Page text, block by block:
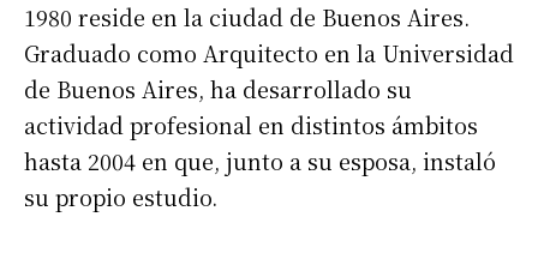
1980 reside en la ciudad de Buenos Aires.
Graduado como Arquitecto en la Universidad
de Buenos Aires, ha desarrollado su
actividad profesional en distintos ámbitos
hasta 2004 en que, junto a su esposa, instaló
su propio estudio.